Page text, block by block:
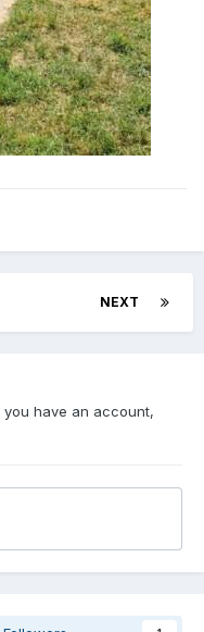
NEXT
have an account,